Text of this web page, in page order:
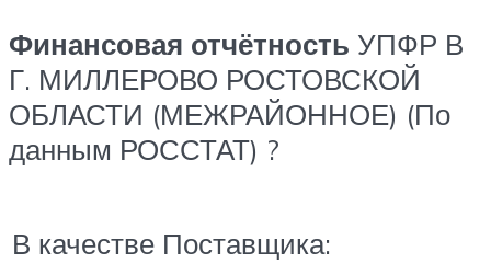
Финансовая отчётность УПФР В
Г. МИЛЛЕРОВО РОСТОВСКОЙ
ОБЛАСТИ (МЕЖРАЙОННОЕ) (По
данным РОССТАТ) ?
В качестве Поставщика: